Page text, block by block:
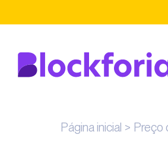
Página inicial Preço